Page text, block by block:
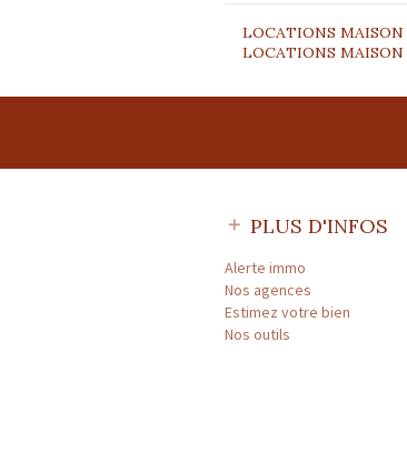
LOCATIONS MAISON
LOCATIONS MAISON
PLUS D'INFOS
Alerte immo
Nos agences
Estimez votre bien
Nos outils